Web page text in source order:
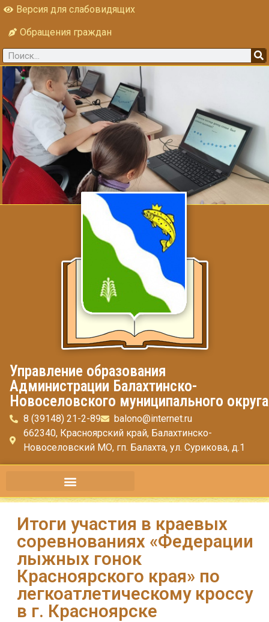
Версия для слабовидящих
Обращения граждан
Управление образования
Администрации Балахтинско-
Новоселовского муниципального округа
8 (39148) 21-2-89
balono@internet.ru
662340, Красноярский край, Балахтинско-
Новоселовский МО, гп. Балахта, ул. Сурикова, д.1
Итоги участия в краевых
соревнованиях «Федерации
лыжных гонок
Красноярского края» по
легкоатлетическому кроссу
в г. Красноярске